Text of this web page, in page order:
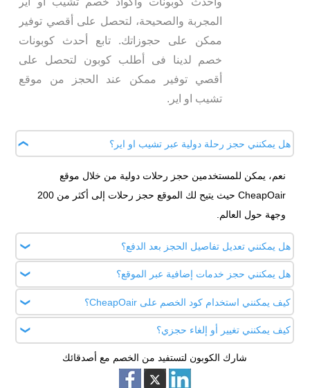
المجربة والصحيحة، لتحصل على أقصي توفير
ممكن على حجوزاتك. تابع أحدث كوبونات
خصم لدينا فى أطلب كوبون لتحصل على
أقصي توفير ممكن عند الحجز من موقع
تشيب او اير.
هل يمكنني حجز رحلة دولية عبر تشيب او اير؟
نعم، يمكن للمستخدمين حجز رحلات دولية من خلال موقع
CheapOair حيث يتيح لك الموقع حجز رحلات إلى أكثر من 200
وجهة حول العالم.
هل يمكنني تعديل تفاصيل الحجز بعد الدفع؟
التعديلات تعتمد على سياسة شركة الطيران أو الفندق الذي حجزت
فيه. في بعض الحالات، يمكن تعديل الحجز مقابل رسوم إضافية،
ولكن يجب عليك التحقق من سياسة التعديل قبل القيام بذلك.
هل يمكنني حجز خدمات إضافية عبر الموقع؟
نعم، يمكن لحجز سيارات الإيجار، الفنادق، والرحلات البحرية إلى
جانب رحلات الطيران، وذلك عبر الأقسام المختلفة في الموقع.
كيف يمكنني استخدام كود الخصم على CheapOair؟
عند إجراء الحجز، يمكنك إدخال كود الخصم في الخانة المخصصة له
أثناء عملية الدفع. بمجرد إدخال الكود وتأكيده، سيُخصم المبلغ
المحدد من إجمالي السعر.
كيف يمكنني تغيير أو إلغاء حجزي؟
يمكنك تعديل أو إلغاء حجزك عن طريق الاتصال بخدمة العملاء
الخاصة بـ CheapOair أو من خلال صفحة "إدارة الحجز" على
شارك الكوبون لتستفيد من الخصم مع أصدقائك